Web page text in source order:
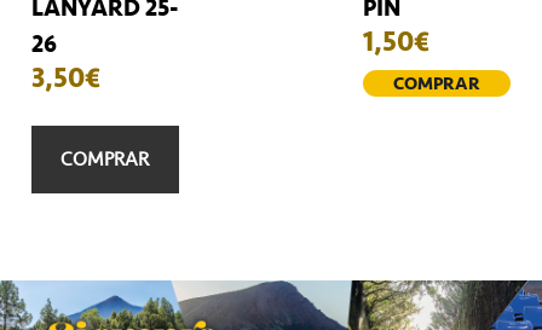
26
3,50€
COMPRAR
1,50€
COMPRAR